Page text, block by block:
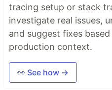
tracing setup or stack
investigate real issues,
and suggest fixes
production context.
👀 See how →